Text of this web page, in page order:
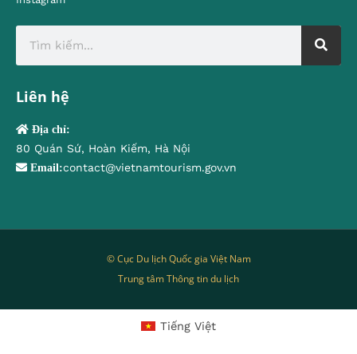
Liên hệ
Địa chỉ:
80 Quán Sứ, Hoàn Kiếm, Hà Nội
Email:contact@vietnamtourism.gov.vn
© Cục Du lịch Quốc gia Việt Nam
Trung tâm Thông tin du lịch
Tiếng Việt